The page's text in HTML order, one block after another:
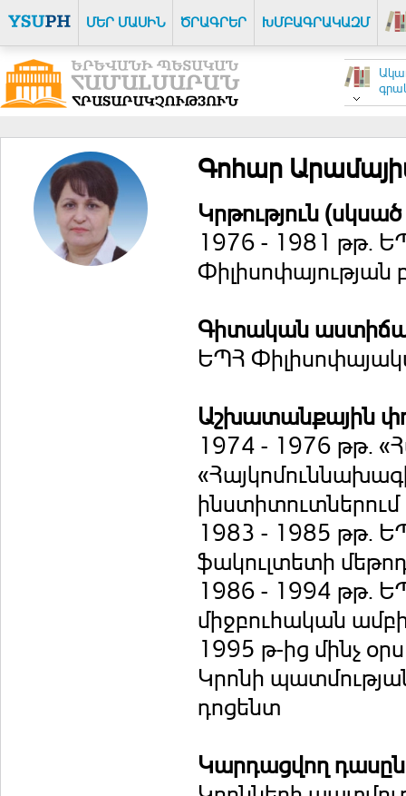
ՄԵՐ ՄԱՍԻՆ ԾՐԱԳՐԵՐ ԽՄԲԱԳՐԱԿԱԶՄ
Գոհար
Կրթություն
1976 - 1981 թթ.
Փիլիսոփայության
Գիտական
ԵՊՀ
Աշխատանքային
1974 - 1976 թթ.
1983 - 1985 թթ.
ֆակուլտետի
1986 - 1994 թթ.
միջբուհական
1995 թ-ից մինչ
Կրոնի
դոցենտ
Կարդացվող